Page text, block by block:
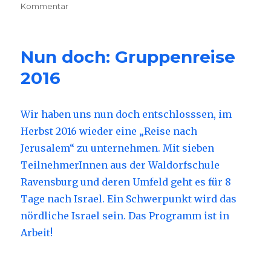
am
Kommentar
2016
Nun doch: Gruppenreise
2016
Wir haben uns nun doch entschlosssen, im
Herbst 2016 wieder eine „Reise nach
Jerusalem“ zu unternehmen. Mit sieben
TeilnehmerInnen aus der Waldorfschule
Ravensburg und deren Umfeld geht es für 8
Tage nach Israel. Ein Schwerpunkt wird das
nördliche Israel sein. Das Programm ist in
Arbeit!